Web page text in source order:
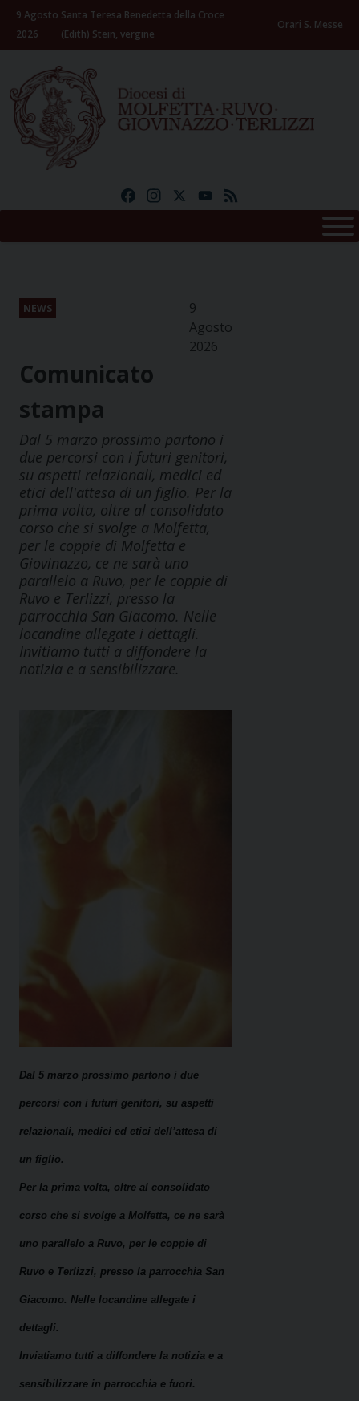
Skip
content
9 Agosto
2026
Santa Teresa Benedetta della Croce
(Edith) Stein, vergine
Orari S. Messe
FacebookInstagramYouTube
NEWS
9
Agosto
2026
Comunicato
stampa
Dal 5 marzo prossimo partono i
due percorsi con i futuri genitori,
su aspetti relazionali, medici ed
etici dell'attesa di un figlio. Per la
prima volta, oltre al consolidato
corso che si svolge a Molfetta,
per le coppie di Molfetta e
Giovinazzo, ce ne sarà uno
parallelo a Ruvo, per le coppie di
Ruvo e Terlizzi, presso la
parrocchia San Giacomo. Nelle
locandine allegate i dettagli.
Invitiamo tutti a diffondere la
notizia e a sensibilizzare.
Dal 5 marzo prossimo partono i due
percorsi con i futuri genitori, su aspetti
relazionali, medici ed etici dell’attesa di
un figlio.
Per la prima volta, oltre al consolidato
corso che si svolge a Molfetta, ce ne sarà
uno parallelo a Ruvo, per le coppie di
Ruvo e Terlizzi, presso la parrocchia San
Giacomo. Nelle locandine allegate i
dettagli.
Inviatiamo tutti a diffondere la notizia e a
sensibilizzare in parrocchia e fuori.